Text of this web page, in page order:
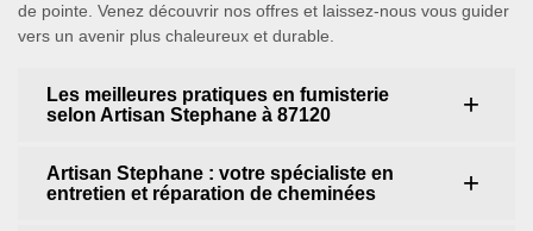
de pointe. Venez découvrir nos offres et laissez-nous vous guider
vers un avenir plus chaleureux et durable.
Les meilleures pratiques en fumisterie
selon Artisan Stephane à 87120
Artisan Stephane : votre spécialiste en
entretien et réparation de cheminées